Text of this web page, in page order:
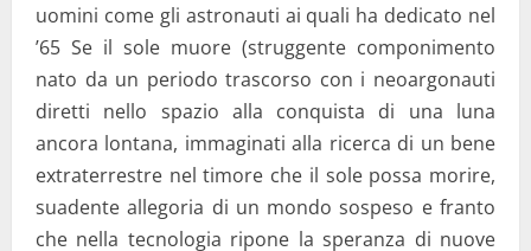
uomini come gli astronauti ai quali ha dedicato nel
’65 Se il sole muore (struggente componimento
nato da un periodo trascorso con i neoargonauti
diretti nello spazio alla conquista di una luna
ancora lontana, immaginati alla ricerca di un bene
extraterrestre nel timore che il sole possa morire,
suadente allegoria di un mondo sospeso e franto
che nella tecnologia ripone la speranza di nuove